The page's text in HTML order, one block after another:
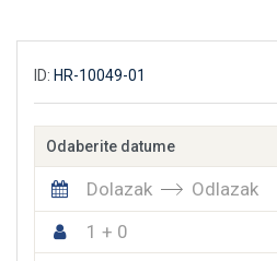
ID: HR-10049-01
Odaberite datume
Dolazak
Odlazak
1 + 0